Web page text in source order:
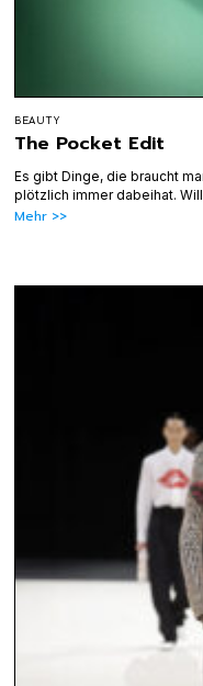
BEAUTY
The Pocket Edit
Es gibt Dinge, die braucht
plötzlich immer dabeihat.
Mehr >>